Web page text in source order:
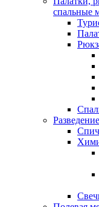
спальные